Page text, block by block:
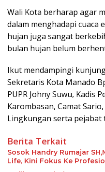
Wali Kota berharap agar
dalam menghadapi cuaca
hujan juga sangat
bulan hujan belum
Ikut mendampingi
Sekretaris Kota Manado
PUPR Johny Suwu, Kadis
Karombasan, Camat
Lingkungan serta pejabat
Berita Terkait
Sosok Handry Rumajar
Life, Kini Fokus Ke